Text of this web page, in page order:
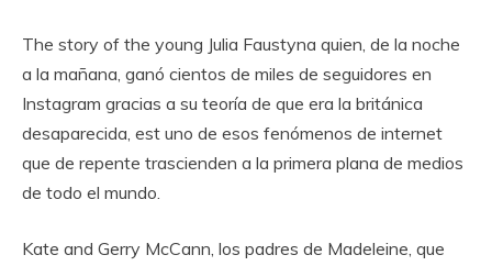
The story of the young Julia Faustyna quien, de la noche
a la mañana, ganó cientos de miles de seguidores en
Instagram gracias a su teoría de que era la británica
desaparecida, est uno de esos fenómenos de internet
que de repente trascienden a la primera plana de medios
de todo el mundo.
Kate and Gerry McCann, los padres de Madeleine, que